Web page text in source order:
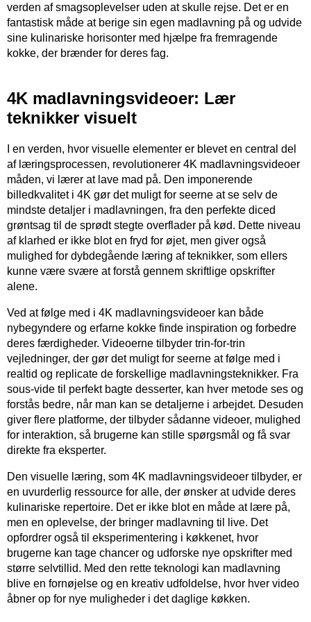
verden af smagsoplevelser uden at skulle rejse. Det er en
fantastisk måde at berige sin egen madlavning på og udvide
sine kulinariske horisonter med hjælpe fra fremragende
kokke, der brænder for deres fag.
4K madlavningsvideoer: Lær
teknikker visuelt
I en verden, hvor visuelle elementer er blevet en central del
af læringsprocessen, revolutionerer 4K madlavningsvideoer
måden, vi lærer at lave mad på. Den imponerende
billedkvalitet i 4K gør det muligt for seerne at se selv de
mindste detaljer i madlavningen, fra den perfekte diced
grøntsag til de sprødt stegte overflader på kød. Dette niveau
af klarhed er ikke blot en fryd for øjet, men giver også
mulighed for dybdegående læring af teknikker, som ellers
kunne være svære at forstå gennem skriftlige opskrifter
alene.
Ved at følge med i 4K madlavningsvideoer kan både
nybegyndere og erfarne kokke finde inspiration og forbedre
deres færdigheder. Videoerne tilbyder trin-for-trin
vejledninger, der gør det muligt for seerne at følge med i
realtid og replicate de forskellige madlavningsteknikker. Fra
sous-vide til perfekt bagte desserter, kan hver metode ses og
forstås bedre, når man kan se detaljerne i arbejdet. Desuden
giver flere platforme, der tilbyder sådanne videoer, mulighed
for interaktion, så brugerne kan stille spørgsmål og få svar
direkte fra eksperter.
Den visuelle læring, som 4K madlavningsvideoer tilbyder, er
en uvurderlig ressource for alle, der ønsker at udvide deres
kulinariske repertoire. Det er ikke blot en måde at lære på,
men en oplevelse, der bringer madlavning til live. Det
opfordrer også til eksperimentering i køkkenet, hvor
brugerne kan tage chancer og udforske nye opskrifter med
større selvtillid. Med den rette teknologi kan madlavning
blive en fornøjelse og en kreativ udfoldelse, hvor hver video
åbner op for nye muligheder i det daglige køkken.